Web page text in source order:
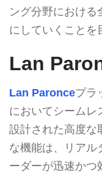
ング分野における
にしていくことを
Lan
Lan Paronceプラ
においてシームレ
設計された高度な
な機能は、リアル
ーダーが迅速かつ